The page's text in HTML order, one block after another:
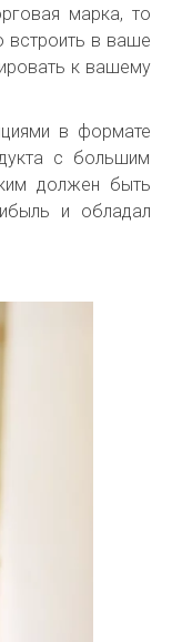
марка, то
встроить в ваше
к вашему
в формате
с большим
должен быть
и обладал